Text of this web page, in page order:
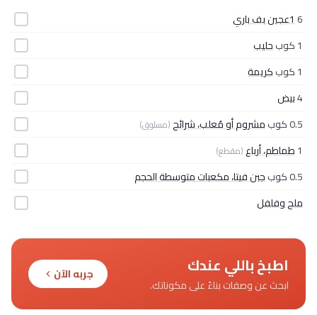
61عجين بف باري
1 كوب
حليب
1 كوب
كريمة
4بيض
0.5 كوب
مشروم أو مُعلب، شرائح(مسلوق)
1طماطم، أرباع(مقطع)
0.5 كوب
جبن فيتا، مكعبات متوسطة الحجم
ملح وفلفل
اطبخ باللي عندك
ابحث عن وصفات بناءً على مكوناتك.
جربه الآن